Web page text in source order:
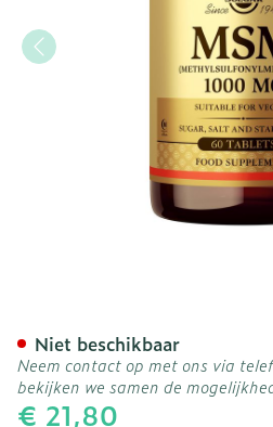
€ 21,80
Niet beschikbaar
Neem contact op met ons via
bekijken we samen de